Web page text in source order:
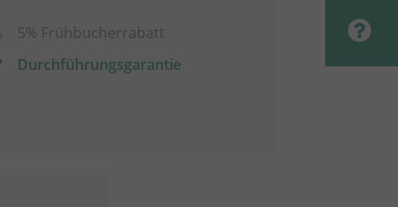
5% Frühbucherrabatt
Durchführungsgarantie